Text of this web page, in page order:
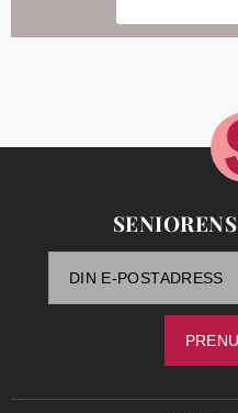
SENIORENS